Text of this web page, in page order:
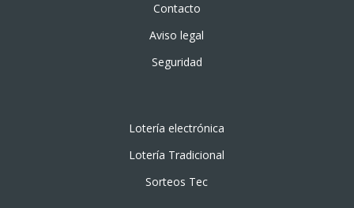
Contacto
Aviso legal
Seguridad
Lotería electrónica
Lotería Tradicional
Sorteos Tec